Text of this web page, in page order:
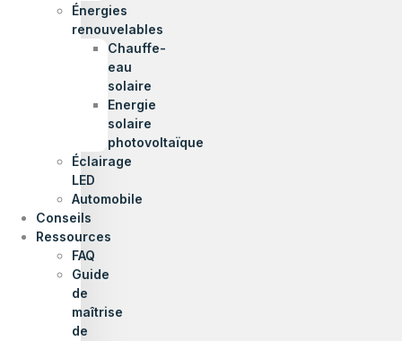
Énergies
renouvelables
Chauffe-
eau
solaire
Energie
solaire
photovoltaïque
Éclairage
LED
Automobile
Conseils
Ressources
FAQ
Guide
de
maîtrise
de